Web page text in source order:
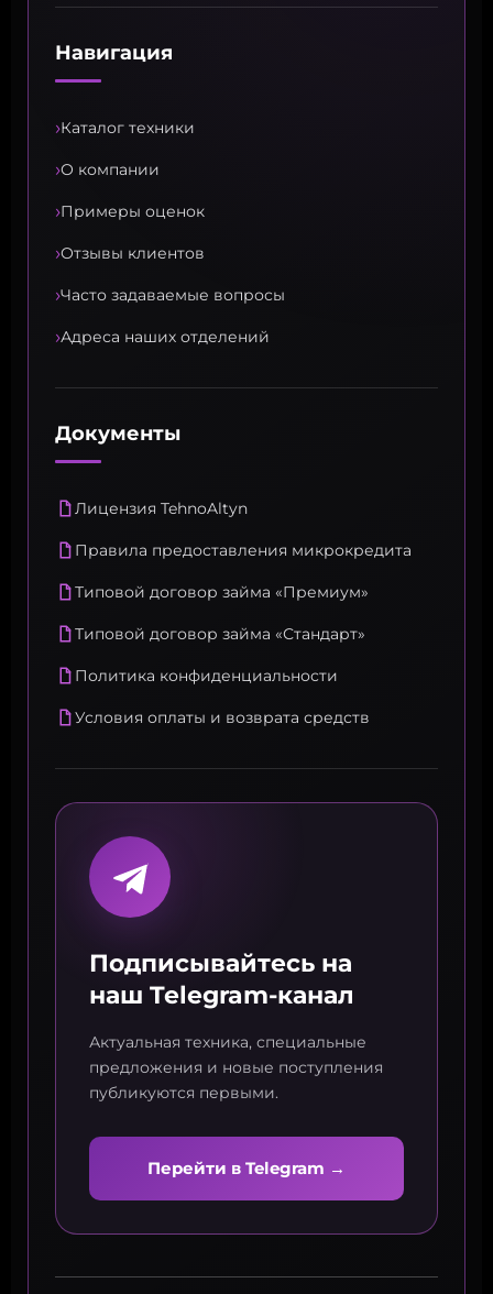
Навигация
›Каталог техники
›О компании
›Примеры оценок
›Отзывы клиентов
›Часто задаваемые вопросы
›Адреса наших отделений
Документы
Лицензия TehnoAltyn
Правила предоставления микрокредита
Типовой договор займа «Премиум»
Типовой договор займа «Стандарт»
Политика конфиденциальности
Условия оплаты и возврата средств
Подписывайтесь на
наш Telegram-канал
Актуальная техника, специальные
предложения и новые поступления
публикуются первыми.
Перейти в Telegram →